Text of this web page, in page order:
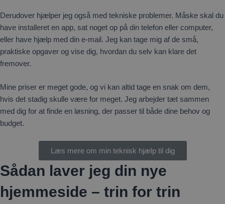
Derudover hjælper jeg også med tekniske problemer. Måske skal du
have installeret en app, sat noget op på din telefon eller computer,
eller have hjælp med din e-mail. Jeg kan tage mig af de små,
praktiske opgaver og vise dig, hvordan du selv kan klare det
fremover.
Mine priser er meget gode, og vi kan altid tage en snak om dem,
hvis det stadig skulle være for meget. Jeg arbejder tæt sammen
med dig for at finde en løsning, der passer til både dine behov og
budget.
Læs mere om min teknisk hjælp til dig
Sådan laver jeg din nye
hjemmeside – trin for trin